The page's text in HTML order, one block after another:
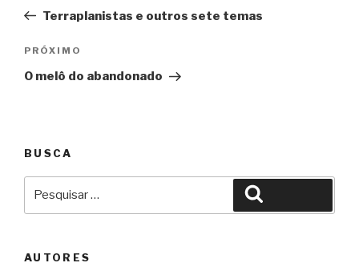
Post
Terraplanistas e outros sete temas
Próximo
PRÓXIMO
O melô do abandonado
BUSCA
AUTORES